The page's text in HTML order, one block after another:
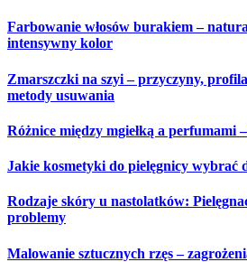
Skip
to
Farbowanie włosów burakiem –
intensywny kolor
Zmarszczki na szyi – przyczyny,
metody usuwania
Różnice między mgiełką a perfumami
Jakie kosmetyki do pielęgnicy wybrać
Rodzaje skóry u nastolatków:
problemy
Malowanie sztucznych rzęs –